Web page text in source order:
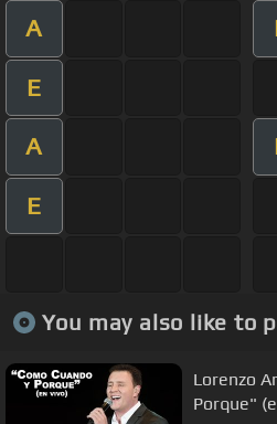
A
E
A
E
You may also like to
Lorenzo
Porque"